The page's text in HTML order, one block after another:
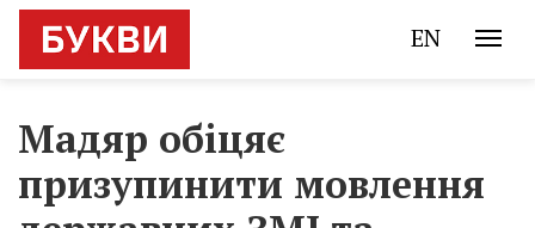
EN
Мадяр обіцяє
призупинити мовлення